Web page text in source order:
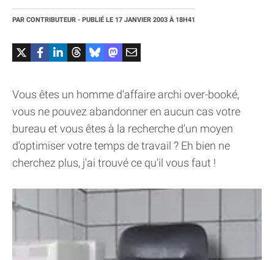
PAR CONTRIBUTEUR - PUBLIÉ LE 17 JANVIER 2003 À 18H41
Vous êtes un homme d'affaire archi over-booké,
vous ne pouvez abandonner en aucun cas votre
bureau et vous êtes à la recherche d'un moyen
d'optimiser votre temps de travail ? Eh bien ne
cherchez plus, j'ai trouvé ce qu'il vous faut !